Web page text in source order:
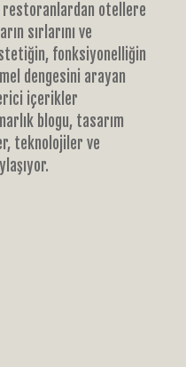
restoranlardan otellere
sırlarını ve
fonksiyonelliğin
dengesini arayan
içerikler
blogu, tasarım
teknolojiler ve